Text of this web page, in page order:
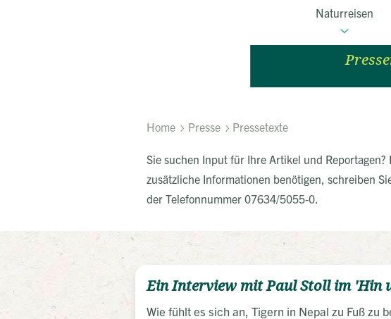
Naturreisen
Home Presse Pressetexte
Sie suchen Input für Ihre Artikel und
zusätzliche Informationen benötigen, schreiben
der Telefonnummer 07634/5055-0.
Ein Interview mit Paul Stoll im 'Hin
Wie fühlt es sich an, Tigern in Nepal zu Fuß zu